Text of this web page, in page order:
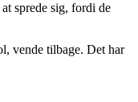
sprede sig, fordi de
vende tilbage. Det har